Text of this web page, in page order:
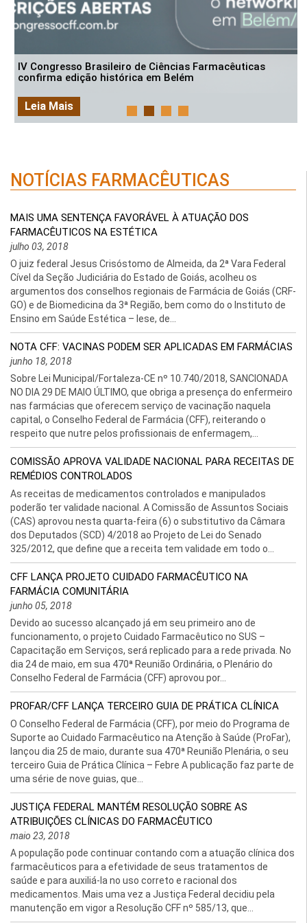
IV Congresso Brasileiro de Ciências Farmacêuticas
confirma edição histórica em Belém
Leia Mais
NOTÍCIAS FARMACÊUTICAS
MAIS UMA SENTENÇA FAVORÁVEL À ATUAÇÃO DOS
FARMACÊUTICOS NA ESTÉTICA
julho 03, 2018
O juiz federal Jesus Crisóstomo de Almeida, da 2ª Vara Federal
Cível da Seção Judiciária do Estado de Goiás, acolheu os
argumentos dos conselhos regionais de Farmácia de Goiás (CRF-
GO) e de Biomedicina da 3ª Região, bem como do o Instituto de
Ensino em Saúde Estética – Iese, de...
NOTA CFF: VACINAS PODEM SER APLICADAS EM FARMÁCIAS
junho 18, 2018
Sobre Lei Municipal/Fortaleza-CE nº 10.740/2018, SANCIONADA
NO DIA 29 DE MAIO ÚLTIMO, que obriga a presença do enfermeiro
nas farmácias que oferecem serviço de vacinação naquela
capital, o Conselho Federal de Farmácia (CFF), reiterando o
respeito que nutre pelos profissionais de enfermagem,...
COMISSÃO APROVA VALIDADE NACIONAL PARA RECEITAS DE
REMÉDIOS CONTROLADOS
As receitas de medicamentos controlados e manipulados
poderão ter validade nacional. A Comissão de Assuntos Sociais
(CAS) aprovou nesta quarta-feira (6) o substitutivo da Câmara
dos Deputados (SCD) 4/2018 ao Projeto de Lei do Senado
325/2012, que define que a receita tem validade em todo o...
CFF LANÇA PROJETO CUIDADO FARMACÊUTICO NA
FARMÁCIA COMUNITÁRIA
junho 05, 2018
Devido ao sucesso alcançado já em seu primeiro ano de
funcionamento, o projeto Cuidado Farmacêutico no SUS –
Capacitação em Serviços, será replicado para a rede privada. No
dia 24 de maio, em sua 470ª Reunião Ordinária, o Plenário do
Conselho Federal de Farmácia (CFF) aprovou por...
PROFAR/CFF LANÇA TERCEIRO GUIA DE PRÁTICA CLÍNICA
O Conselho Federal de Farmácia (CFF), por meio do Programa de
Suporte ao Cuidado Farmacêutico na Atenção à Saúde (ProFar),
lançou dia 25 de maio, durante sua 470ª Reunião Plenária, o seu
terceiro Guia de Prática Clínica – Febre A publicação faz parte de
uma série de nove guias, que...
JUSTIÇA FEDERAL MANTÉM RESOLUÇÃO SOBRE AS
ATRIBUIÇÕES CLÍNICAS DO FARMACÊUTICO
maio 23, 2018
A população pode continuar contando com a atuação clínica dos
farmacêuticos para a efetividade de seus tratamentos de
saúde e para auxiliá-la no uso correto e racional dos
medicamentos. Mais uma vez a Justiça Federal decidiu pela
manutenção em vigor a Resolução CFF nº 585/13, que...